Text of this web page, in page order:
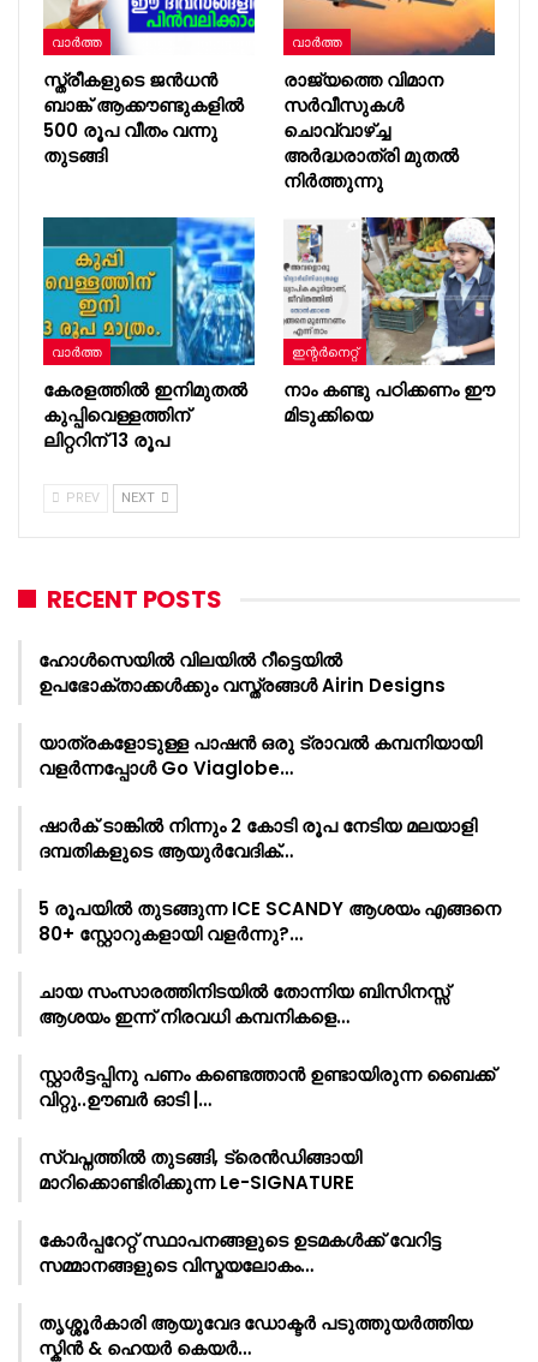
വാർത്ത
സ്ത്രീകളുടെ ജൻധൻ
ബാങ്ക് ആക്കൗണ്ടുകളിൽ
500 രൂപ വീതം വന്നു
തുടങ്ങി
വാർത്ത
രാജ്യത്തെ വിമാന
സർവീസുകൾ
ചൊവ്വാഴ്ച്ച
അർദ്ധരാത്രി മുതൽ
നിർത്തുന്നു
വാർത്ത
കേരളത്തിൽ ഇനിമുതൽ
കുപ്പിവെള്ളത്തിന്
ലിറ്ററിന് 13 രൂപ
ഇന്റര്‍നെറ്റ്
നാം കണ്ടു പഠിക്കണം ഈ
മിടുക്കിയെ
PREV NEXT
RECENT POSTS
ഹോൾസെയിൽ വിലയിൽ റീട്ടെയിൽ
ഉപഭോക്താക്കൾക്കും വസ്ത്രങ്ങൾ Airin Designs
യാത്രകളോടുള്ള പാഷൻ ഒരു ട്രാവൽ കമ്പനിയായി
വളർന്നപ്പോൾ Go Viaglobe…
ഷാർക്‌ ടാങ്കിൽ നിന്നും 2 കോടി രൂപ നേടിയ മലയാളി
ദമ്പതികളുടെ ആയുർവേദിക്…
5 രൂപയിൽ തുടങ്ങുന്ന ICE SCANDY ആശയം എങ്ങനെ
80+ സ്റ്റോറുകളായി വളർന്നു?…
ചായ സംസാരത്തിനിടയിൽ തോന്നിയ ബിസിനസ്സ്
ആശയം ഇന്ന് നിരവധി കമ്പനികളെ…
സ്റ്റാർട്ടപ്പിനു പണം കണ്ടെത്താൻ ഉണ്ടായിരുന്ന ബൈക്ക്
വിറ്റു..ഊബർ ഓടി |…
സ്വപ്നത്തിൽ തുടങ്ങി, ട്രെൻഡിങ്ങായി
മാറിക്കൊണ്ടിരിക്കുന്ന Le-SIGNATURE
കോർപ്പറേറ്റ് സ്ഥാപനങ്ങളുടെ ഉടമകൾക്ക് വേറിട്ട
സമ്മാനങ്ങളുടെ വിസ്മയലോകം…
തൃശ്ശൂർകാരി ആയുവേദ ഡോക്ടർ പടുത്തുയർത്തിയ
സ്കിൻ & ഹെയർ കെയർ…